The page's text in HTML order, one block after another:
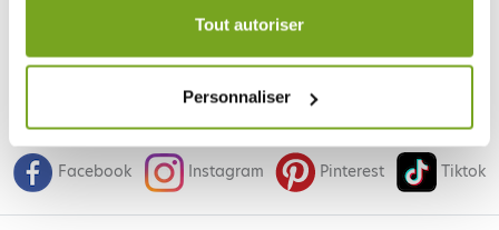
Tout autoriser
Personnaliser
Facebook Instagram Pinterest Tiktok